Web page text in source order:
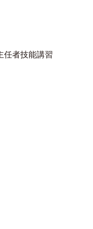
任者技能講習